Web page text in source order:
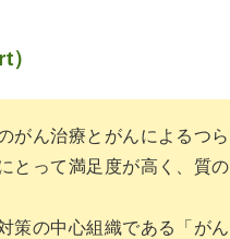
がん治療とがんによるつら
とって満足度が高く、質の
策の中心組織である「がん